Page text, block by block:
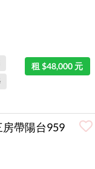
租 $48,000 元
帶陽台959